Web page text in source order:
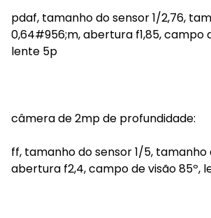
pdaf, tamanho do sensor 1/2,76,
0,64#956;m, abertura f1,85, campo
lente 5p
câmera de 2mp de profundidade:
ff, tamanho do sensor 1/5, tamanho
abertura f2,4, campo de visão 85º,